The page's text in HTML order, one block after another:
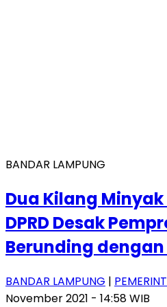
BANDAR LAMPUNG
Dua Kilang
DPRD Desak
Berunding
BANDAR LAMPUNG |
November 2021 - 14:58 WIB